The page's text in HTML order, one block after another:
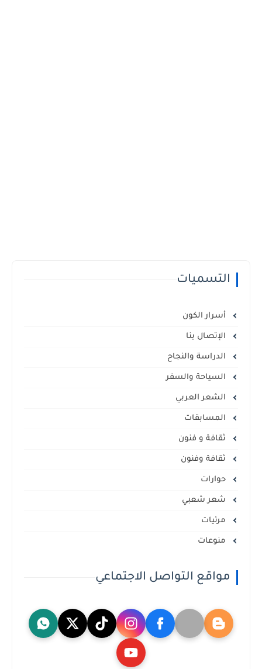
التسميات
أسرار الكون
الإتصال بنا
الدراسة والنجاح
السياحة والسفر
الشعر العربي
المسابقات
ثقافة و فنون
ثقافة وفنون
حوارات
شعر شعبي
مرئيات
منوعات
مواقع التواصل الاجتماعي